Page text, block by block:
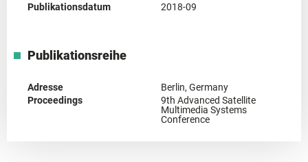
Publikationsdatum
2018-09
Publikationsreihe
Adresse
Berlin, Germany
Proceedings
9th Advanced Satellite
Multimedia Systems
Conference